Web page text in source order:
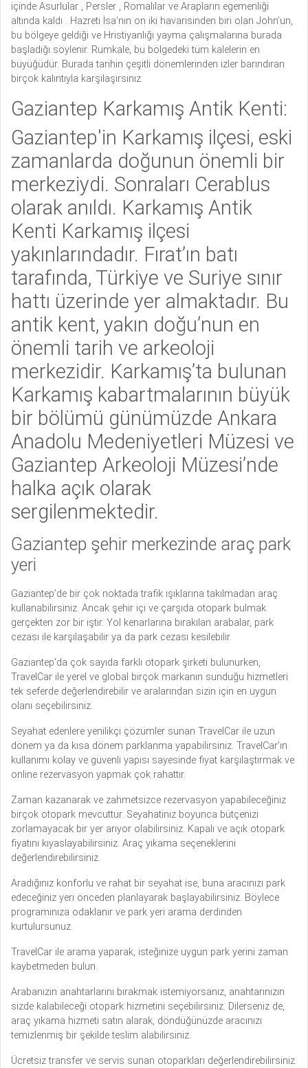
içinde Asurlular , Persler , Romalılar ve Arapların egemenliği
altında kaldı . Hazreti İsa’nın on iki havarisinden biri olan John’un,
bu bölgeye geldiği ve Hristiyanlığı yayma çalışmalarına burada
başladığı söylenir. Rumkale, bu bölgedeki tüm kalelerin en
büyüğüdür. Burada tarihin çeşitli dönemlerinden izler barındıran
birçok kalıntıyla karşılaşırsınız.
Gaziantep Karkamış Antik Kenti:
Gaziantep'in Karkamış ilçesi, eski
zamanlarda doğunun önemli bir
merkeziydi. Sonraları Cerablus
olarak anıldı. Karkamış Antik
Kenti Karkamış ilçesi
yakınlarındadır. Fırat’ın batı
tarafında, Türkiye ve Suriye sınır
hattı üzerinde yer almaktadır. Bu
antik kent, yakın doğu’nun en
önemli tarih ve arkeoloji
merkezidir. Karkamış’ta bulunan
Karkamış kabartmalarının büyük
bir bölümü günümüzde Ankara
Anadolu Medeniyetleri Müzesi ve
Gaziantep Arkeoloji Müzesi’nde
halka açık olarak
sergilenmektedir.
Gaziantep şehir merkezinde araç park
yeri
Gaziantep’de bir çok noktada trafik ışıklarına takılmadan araç
kullanabilirsiniz. Ancak şehir içi ve çarşıda otopark bulmak
gerçekten zor bir iştir. Yol kenarlarına bırakılan arabalar, park
cezası ile karşılaşabilir ya da park cezası kesilebilir.
Gaziantep’da çok sayıda farklı otopark şirketi bulunurken,
TravelCar ile yerel ve global birçok markanın sunduğu hizmetleri
tek seferde değerlendirebilir ve aralarından sizin için en uygun
olanı seçebilirsiniz.
Seyahat edenlere yenilikçi çözümler sunan TravelCar ile uzun
dönem ya da kısa dönem parklanma yapabilirsiniz. TravelCar’ın
kullanımı kolay ve güvenli yapısı sayesinde fiyat karşılaştırmak ve
online rezervasyon yapmak çok rahattır.
Zaman kazanarak ve zahmetsizce rezervasyon yapabileceğiniz
birçok otopark mevcuttur. Seyahatiniz boyunca bütçenizi
zorlamayacak bir yer arıyor olabilirsiniz. Kapalı ve açık otopark
fiyatını kıyaslayabilirsiniz. Araç yıkama seçeneklerini
değerlendirebilirsiniz.
Aradığınız konforlu ve rahat bir seyahat ise, buna aracınızı park
edeceğiniz yeri önceden planlayarak başlayabilirsiniz. Böylece
programınıza odaklanır ve park yeri arama derdinden
kurtulursunuz.
TravelCar ile arama yaparak, isteğinize uygun park yerini zaman
kaybetmeden bulun.
Arabanızın anahtarlarını bırakmak istemiyorsanız, anahtarınızın
sizde kalabileceği otopark hizmetini seçebilirsiniz. Dilerseniz de,
araç yıkama hizmeti satın alarak, döndüğünüzde aracınızı
temizlenmiş bir şekilde teslim alabilirsiniz.
Ücretsiz transfer ve servis sunan otoparkları değerlendirebilirsiniz.